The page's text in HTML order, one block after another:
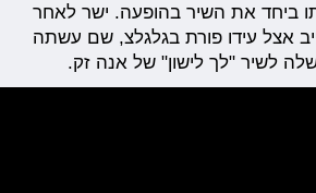
ביחד את השיר בהופעה. ישר לאחר
אצל עידו פורת בגלגלצ, שם עשתה
לשיר "לך לישון" של אנה זק.